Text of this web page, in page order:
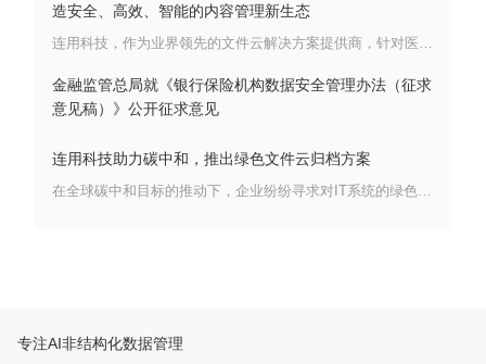
造安全、高效、智能的内容管理新生态
金融监管总局就《银行保险机构数据安全管理办法（征求
意见稿）》公开征求意见
连用科技助力碳中和，推出绿色文件云归档方案
专注AI非结构化数据管理